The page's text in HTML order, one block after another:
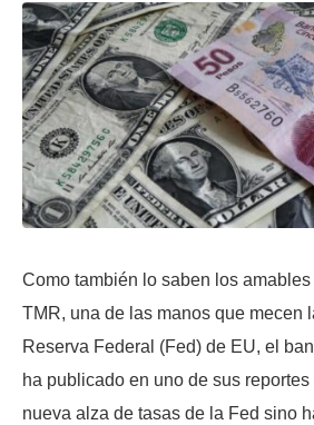
Como también lo saben los
TMR, una de las manos que mecen
Reserva Federal (Fed) de EU, el
ha publicado en uno de sus
nueva alza de tasas de la Fed sino